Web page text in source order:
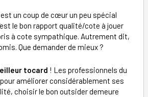
est un coup de cœur un peu spécial
le bon rapport qualité/cote à jouer
à cote sympathique. Autrement dit,
Que demander de mieux ?
tocard ! Les professionnels du
améliorer considérablement ses
choisir le bon outsider demeure